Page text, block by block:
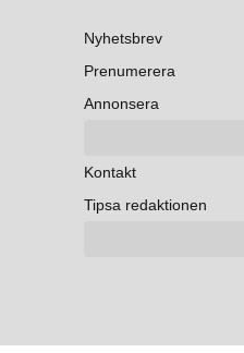
Nyhetsbrev
Prenumerera
Annonsera
Kontakt
Tipsa redaktionen